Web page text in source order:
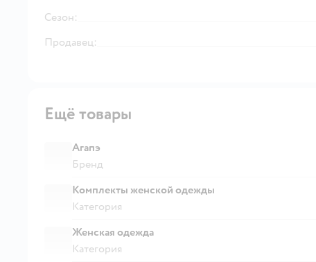
Сезон:
Продавец:
Ещё товары
Агапэ
Бренд
Комплекты женской одежды
Категория
Женская одежда
Категория